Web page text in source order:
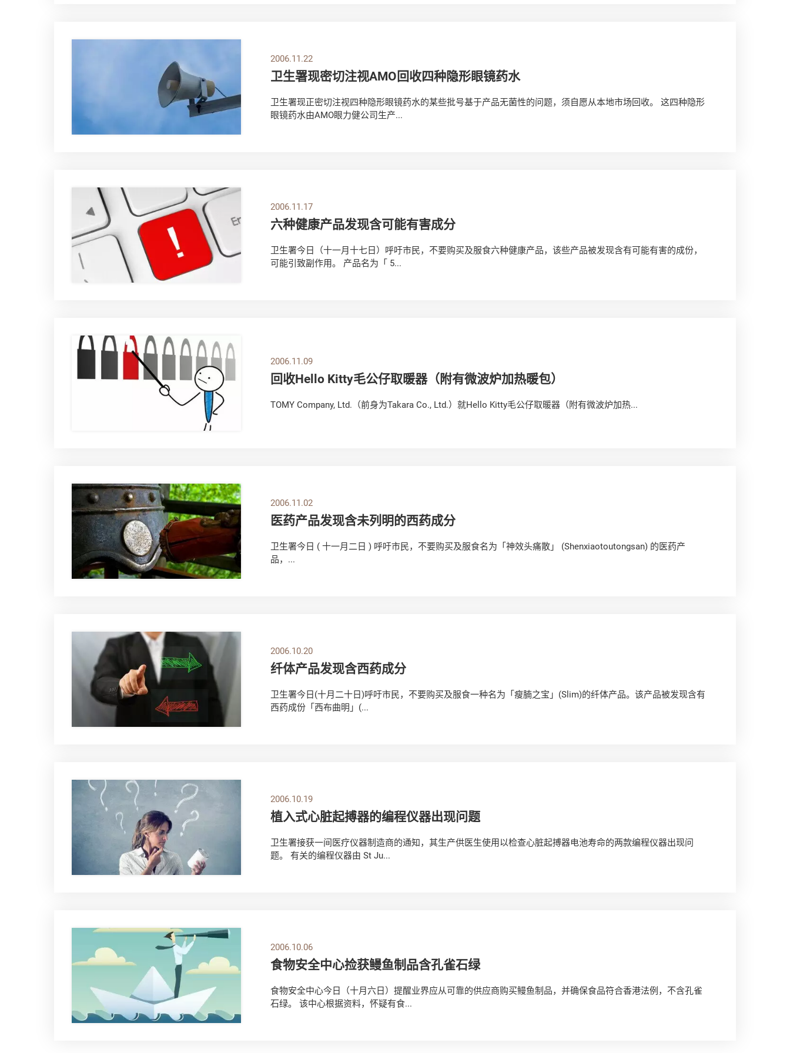
2006.11.22
卫生署现密切注视AMO回收四种隐形眼镜药水
卫生署现正密切注视四种隐形眼镜药水的某些批号基于产品无菌性的问题，须自愿从本地市场回收。 这四种隐形
眼镜药水由AMO眼力健公司生产...
2006.11.17
六种健康产品发现含可能有害成分
卫生署今日（十一月十七日）呼吁市民，不要购买及服食六种健康产品，该些产品被发现含有可能有害的成份，
可能引致副作用。 产品名为「 5...
2006.11.09
回收Hello Kitty毛公仔取暖器（附有微波炉加热暖包）
TOMY Company, Ltd.（前身为Takara Co., Ltd.）就Hello Kitty毛公仔取暖器（附有微波炉加热...
2006.11.02
医药产品发现含未列明的西药成分
卫生署今日 ( 十一月二日 ) 呼吁市民，不要购买及服食名为「神效头痛散」 (Shenxiaotoutongsan) 的医药产
品，...
2006.10.20
纤体产品发现含西药成分
卫生署今日(十月二十日)呼吁市民，不要购买及服食一种名为「瘦腩之宝」(Slim)的纤体产品。该产品被发现含有
西药成份「西布曲明」(...
2006.10.19
植入式心脏起搏器的编程仪器出现问题
卫生署接获一间医疗仪器制造商的通知，其生产供医生使用以检查心脏起搏器电池寿命的两款编程仪器出现问
题。 有关的编程仪器由 St Ju...
2006.10.06
食物安全中心捡获鳗鱼制品含孔雀石绿
食物安全中心今日（十月六日）提醒业界应从可靠的供应商购买鳗鱼制品，并确保食品符合香港法例，不含孔雀
石绿。 该中心根据资料，怀疑有食...